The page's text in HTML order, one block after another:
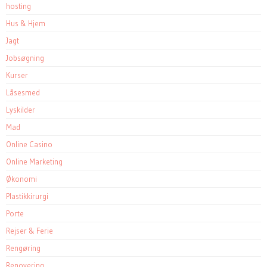
hosting
Hus & Hjem
Jagt
Jobsøgning
Kurser
Låsesmed
Lyskilder
Mad
Online Casino
Online Marketing
Økonomi
Plastikkirurgi
Porte
Rejser & Ferie
Rengøring